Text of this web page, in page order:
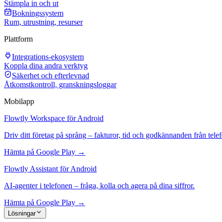
Stämpla in och ut
Bokningssystem
Rum, utrustning, resurser
Plattform
Integrations-ekosystem
Koppla dina andra verktyg
Säkerhet och efterlevnad
Åtkomstkontroll, granskningsloggar
Mobilapp
Flowtly Workspace för Android
Driv ditt företag på språng – fakturor, tid och godkännanden från
Hämta på Google Play →
Flowtly Assistant för Android
AI-agenter i telefonen – fråga, kolla och agera på dina siffror.
Hämta på Google Play →
Lösningar